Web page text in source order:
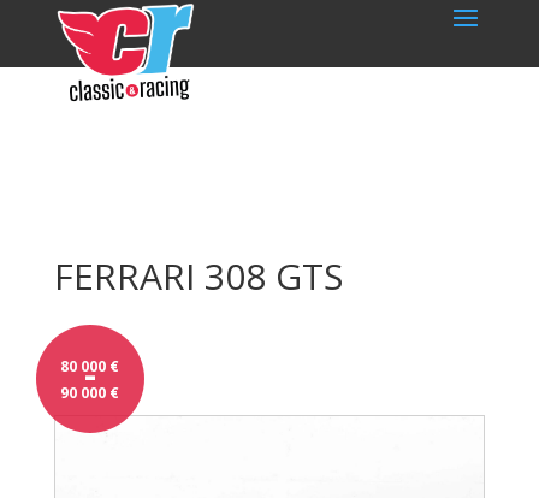
FERRARI 308 GTS
80 000 €
-
90 000 €